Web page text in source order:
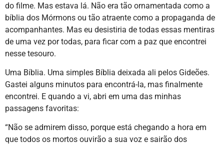
do filme. Mas estava lá. Não era tão ornamentada como a
bíblia dos Mórmons ou tão atraente como a propaganda de
acompanhantes. Mas eu desistiria de todas essas mentiras
de uma vez por todas, para ficar com a paz que encontrei
nesse tesouro.
Uma Bíblia. Uma simples Bíblia deixada ali pelos Gideões.
Gastei alguns minutos para encontrá-la, mas finalmente
encontrei. E quando a vi, abri em uma das minhas
passagens favoritas:
“Não se admirem disso, porque está chegando a hora em
que todos os mortos ouvirão a sua voz e sairão dos